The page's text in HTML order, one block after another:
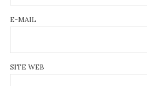
E-MAIL
SITE WEB